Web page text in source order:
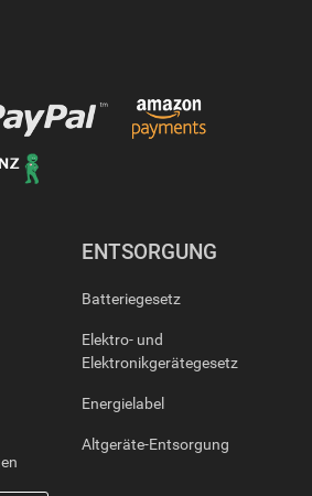
ENTSORGUNG
Batteriegesetz
Elektro- und
Elektronikgerätegesetz
Energielabel
Altgeräte-Entsorgung